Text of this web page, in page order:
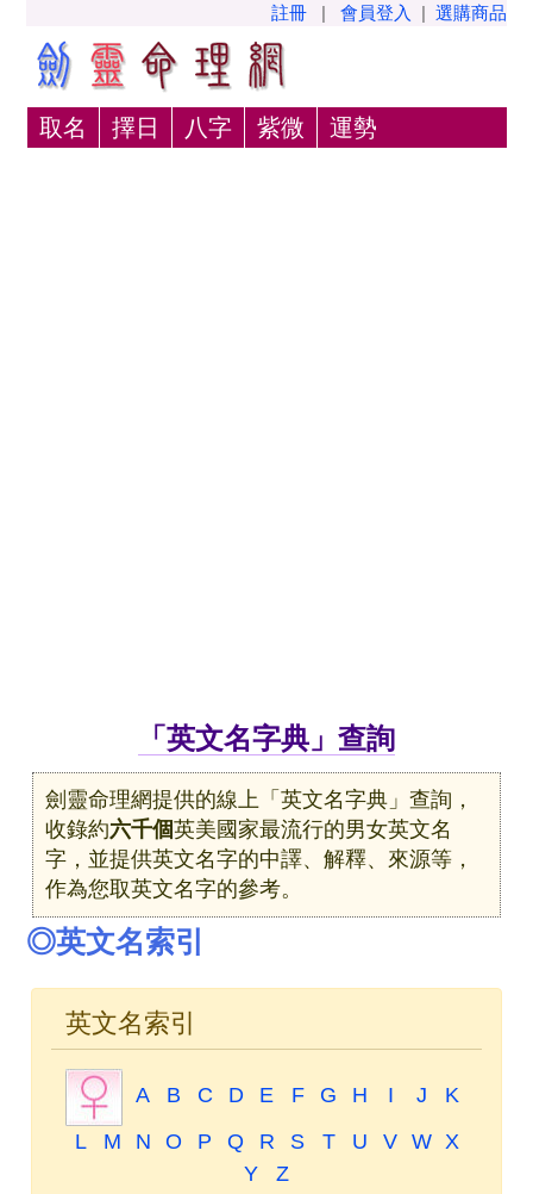
註冊 | 會員登入 | 選購商品
取名 擇日 八字 紫微 運勢
「英文名字典」查詢
劍靈命理網提供的線上「英文名字典」查詢，
收錄約六千個英美國家最流行的男女英文名
字，並提供英文名字的中譯、解釋、來源等，
作為您取英文名字的參考。
◎英文名索引
英文名索引
A B C D E F G H I J
K
L
M N O P Q R S T U V W X
Y
Z